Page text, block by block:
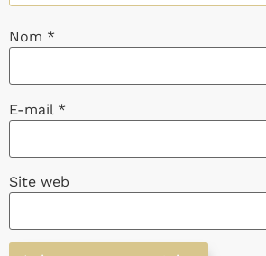
Nom *
E-mail *
Site web